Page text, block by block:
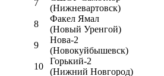
7
(Нижневартовск)
8
Факел Ямал
(Новый Уренгой)
9
Нова-2
(Новокуйбышевск)
10
Горький-2
(Нижний Новгород)